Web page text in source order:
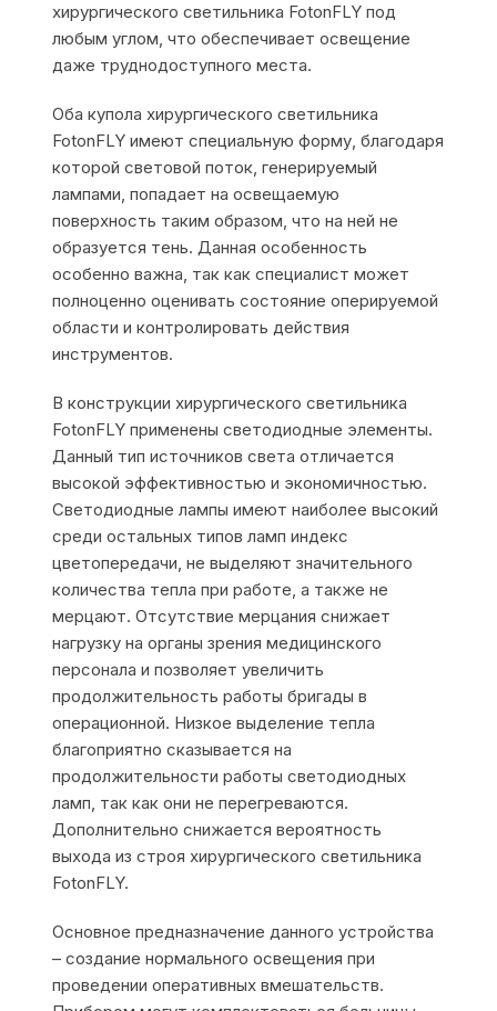
хирургического светильника FotonFLY под
любым углом, что обеспечивает освещение
даже труднодоступного места.
Оба купола хирургического светильника
FotonFLY имеют специальную форму, благодаря
которой световой поток, генерируемый
лампами, попадает на освещаемую
поверхность таким образом, что на ней не
образуется тень. Данная особенность
особенно важна, так как специалист может
полноценно оценивать состояние оперируемой
области и контролировать действия
инструментов.
В конструкции хирургического светильника
FotonFLY применены светодиодные элементы.
Данный тип источников света отличается
высокой эффективностью и экономичностью.
Светодиодные лампы имеют наиболее высокий
среди остальных типов ламп индекс
цветопередачи, не выделяют значительного
количества тепла при работе, а также не
мерцают. Отсутствие мерцания снижает
нагрузку на органы зрения медицинского
персонала и позволяет увеличить
продолжительность работы бригады в
операционной. Низкое выделение тепла
благоприятно сказывается на
продолжительности работы светодиодных
ламп, так как они не перегреваются.
Дополнительно снижается вероятность
выхода из строя хирургического светильника
FotonFLY.
Основное предназначение данного устройства
– создание нормального освещения при
проведении оперативных вмешательств.